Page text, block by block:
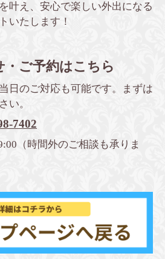
叶え、安心で楽しい外出になる
いたします！
・ご予約はこちら
日のご対応も可能です。まずは
い。
7402
（時間外のご相談も承りま